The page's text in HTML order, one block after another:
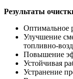
Результаты
Оптимальное
Улучшение
топливно-
Повышение
Устойчивая
Устранение